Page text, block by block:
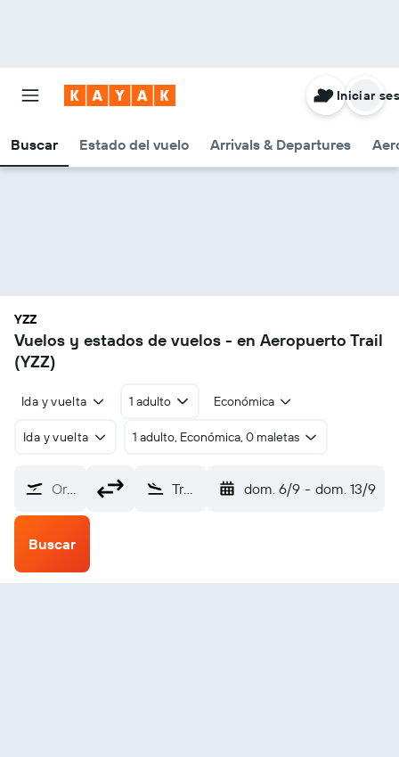
Buscar Estado del vuelo Arrivals & Departures
Iniciar
YZZ
Vuelos y estados de vuelos - en Aeropuerto Trail
(YZZ)
Ida y vuelta 1 adulto Económica
Ida y vuelta 1 adulto, Económica, 0 maletas
Origen Trail (YZZ) dom. 6/9 - dom. 13/9
Buscar